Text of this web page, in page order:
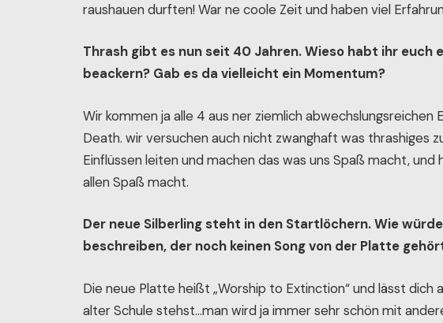
raushauen durften! War ne coole Zeit und haben viel
Thrash gibt es nun seit 40 Jahren. Wieso habt ihr euch
beackern? Gab es da vielleicht ein Momentum?
Wir kommen ja alle 4 aus ner ziemlich abwechslungsreichen
Death. wir versuchen auch nicht zwanghaft was thrashiges
Einflüssen leiten und machen das was uns Spaß macht,
allen Spaß macht.
Der neue Silberling steht in den Startlöchern. Wie
beschreiben, der noch keinen Song von der Platte
Die neue Platte heißt „Worship to Extinction“ und lässt dich
alter Schule stehst…man wird ja immer sehr schön mit